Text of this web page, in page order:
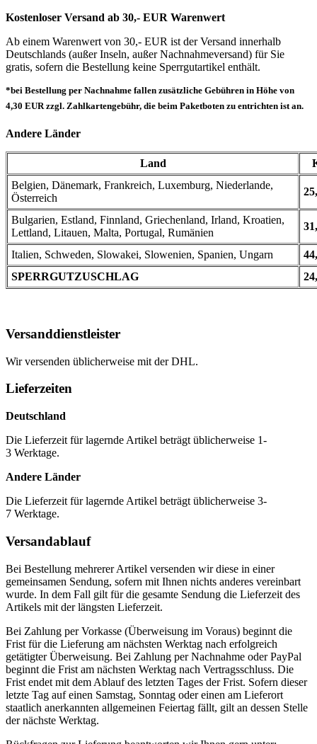
Kostenloser Versand ab 30,- EUR Warenwert
Ab einem Warenwert von 30,- EUR ist der Versand innerhalb
Deutschlands (außer Inseln, außer Nachnahmeversand) für Sie
gratis, sofern die Bestellung keine Sperrgutartikel enthält.
*bei Bestellung per Nachnahme fallen zusätzliche Gebühren in Höhe von
4,30 EUR zzgl. Zahlkartengebühr, die beim Paketboten zu entrichten ist an.
Andere Länder
Land
Belgien, Dänemark, Frankreich, Luxemburg, Niederlande,
Österreich
Bulgarien, Estland, Finnland, Griechenland, Irland, Kroatien,
Lettland, Litauen, Malta, Portugal, Rumänien
Italien, Schweden, Slowakei, Slowenien, Spanien, Ungarn
SPERRGUTZUSCHLAG
Versanddienstleister
Wir versenden üblicherweise mit der DHL.
Lieferzeiten
Deutschland
Die Lieferzeit für lagernde Artikel beträgt üblicherweise 1-
3 Werktage.
Andere Länder
Die Lieferzeit für lagernde Artikel beträgt üblicherweise 3-
7 Werktage.
Versandablauf
Bei Bestellung mehrerer Artikel versenden wir diese in einer
gemeinsamen Sendung, sofern mit Ihnen nichts anderes vereinbart
wurde. In dem Fall gilt für die gesamte Sendung die Lieferzeit des
Artikels mit der längsten Lieferzeit.
Bei Zahlung per Vorkasse (Überweisung im Voraus) beginnt die
Frist für die Lieferung am nächsten Werktag nach erfolgreich
getätigter Überweisung. Bei Zahlung per Nachnahme oder PayPal
beginnt die Frist am nächsten Werktag nach Vertragsschluss. Die
Frist endet mit dem Ablauf des letzten Tages der Frist. Sofern dieser
letzte Tag auf einen Samstag, Sonntag oder einen am Lieferort
staatlich anerkannten allgemeinen Feiertag fällt, gilt an dessen Stelle
der nächste Werktag.